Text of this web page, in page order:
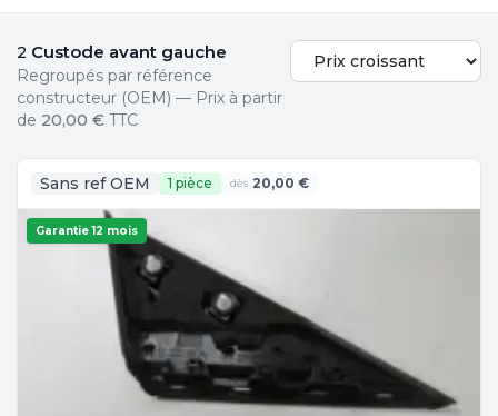
2 Custode avant gauche
Regroupés par référence
constructeur (OEM) — Prix à partir
de 20,00 € TTC
Sans ref OEM 1 pièce dès 20,00 €
Garantie 12 mois